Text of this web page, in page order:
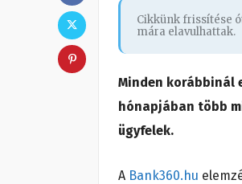
Cikkünk frissítése
mára elavulhattak.
Minden korábbinál
hónapjában több
ügyfelek.
A Bank360.hu